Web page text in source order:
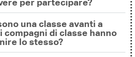
una classe avanti a
compagni di classe hanno
lo stesso?